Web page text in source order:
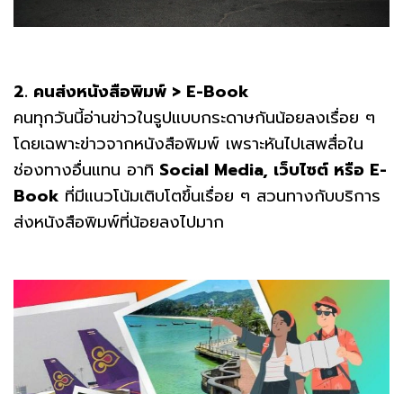
2. คนส่งหนังสือพิมพ์ > E-Book
คนทุกวันนี้อ่านข่าวในรูปแบบกระดาษกันน้อยลงเรื่อย ๆ
โดยเฉพาะข่าวจากหนังสือพิมพ์ เพราะหันไปเสพสื่อใน
ช่องทางอื่นแทน อาทิ Social Media, เว็บไซต์ หรือ E-
Book ที่มีแนวโน้มเติบโตขึ้นเรื่อย ๆ สวนทางกับบริการ
ส่งหนังสือพิมพ์ที่น้อยลงไปมาก